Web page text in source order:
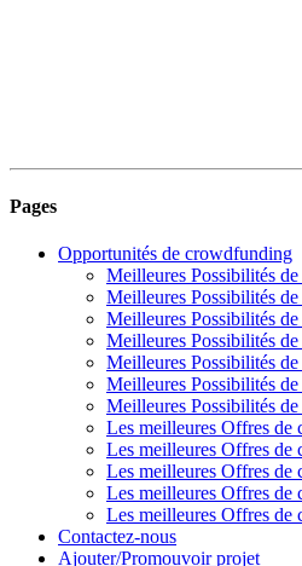
Pages
Opportunités de crowdfunding
Meilleures Possibilités
Meilleures Possibilités
Meilleures Possibilités
Meilleures Possibilités
Meilleures Possibilités
Meilleures Possibilités
Meilleures Possibilités
Les meilleures Offres
Les meilleures Offres
Les meilleures Offres
Les meilleures Offres
Les meilleures Offres
Contactez-nous
Ajouter/Promouvoir projet